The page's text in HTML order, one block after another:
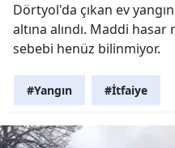
Dörtyol'da çıkan ev
altına alındı. Maddi
sebebi henüz bilinmiyor.
#Yangın #İtfaiye